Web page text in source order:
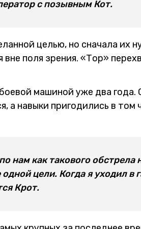
с позывным Кот.
целью, но сначала их
поля зрения. «Тор»
машиной уже два года.
а навыки пригодились в том
нам как такового обстрела
цели. Когда я уходил в
Крот.